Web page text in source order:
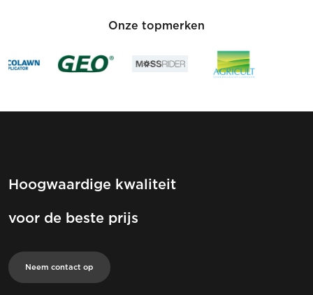
Onze topmerken
Hoogwaardige kwaliteit
voor de beste prijs
Neem contact op